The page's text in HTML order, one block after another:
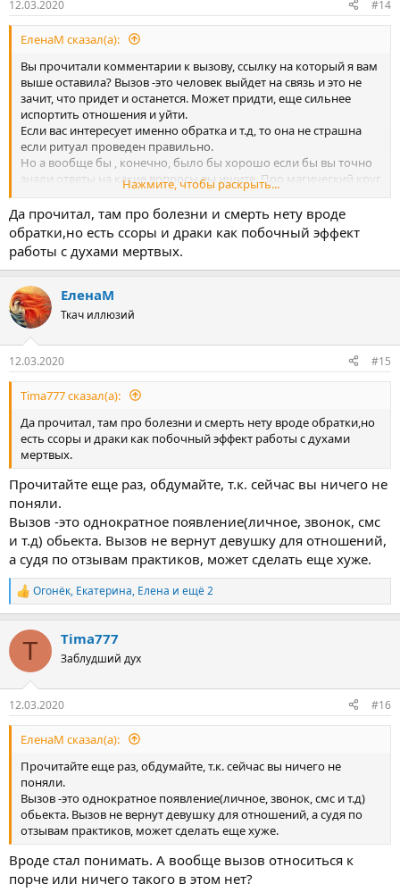
12.03.2020 #14
ЕленаМ сказал(а):
Вы прочитали комментарии к вызову, ссылку на который я вам
выше оставила? Вызов -это человек выйдет на связь и это не
зачит, что придет и останется. Может придти, еще сильнее
испортить отношения и уйти.
Если вас интересует именно обратка и т.д, то она не страшна
если ритуал проведен правильно.
Но а вообще бы , конечно, было бы хорошо если бы вы точно
знали ответы на какие вопросы вы ищите. Про магический круг
Магический круг - теория и практика его
построения
Нажмите, чтобы раскрыть...
Да прочитал, там про болезни и смерть нету вроде
обратки,но есть ссоры и драки как побочный эффект
работы с духами мертвых.
ЕленаМ
Ткач иллюзий
12.03.2020 #15
Tima777 сказал(а):
Да прочитал, там про болезни и смерть нету вроде обратки,но
есть ссоры и драки как побочный эффект работы с духами
мертвых.
Прочитайте еще раз, обдумайте, т.к. сейчас вы ничего не
поняли.
Вызов -это однократное появление(личное, звонок, смс
и т.д) обьекта. Вызов не вернут девушку для отношений,
а судя по отзывам практиков, может сделать еще хуже.
Р
е
к
и
Огонёк, Екатерина, Елена и ещё 2
T Tima777
Заблудший дух
12.03.2020 #16
ЕленаМ сказал(а):
Прочитайте еще раз, обдумайте, т.к. сейчас вы ничего не
поняли.
Вызов -это однократное появление(личное, звонок, смс и т.д)
обьекта. Вызов не вернут девушку для отношений, а судя по
отзывам практиков, может сделать еще хуже.
Вроде стал понимать. А вообще вызов относиться к
порче или ничего такого в этом нет?